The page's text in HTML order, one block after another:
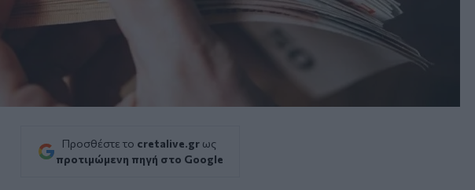
Προσθέστε το cretalive.gr ως
προτιμώμενη πηγή στο Google